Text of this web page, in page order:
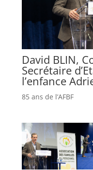
David BLIN,
Secrétaire
l’enfance
85 ans de l’AFBF